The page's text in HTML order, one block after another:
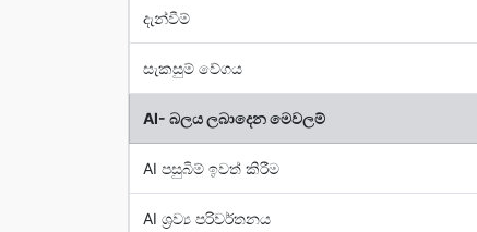
දැන්වීම්
සැකසුම් වේගය
AI- බලය ලබාදෙන මෙවලම්
AI පසුබිම් ඉවත් කිරීම
AI ශ්‍රව්‍ය පරිවර්තනය